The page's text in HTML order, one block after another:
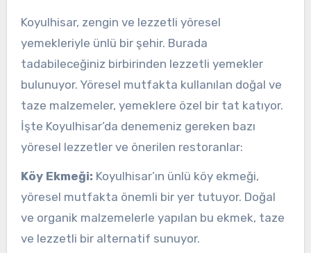
Koyulhisar, zengin ve lezzetli yöresel
yemekleriyle ünlü bir şehir. Burada
tadabileceğiniz birbirinden lezzetli yemekler
bulunuyor. Yöresel mutfakta kullanılan doğal ve
taze malzemeler, yemeklere özel bir tat katıyor.
İşte Koyulhisar’da denemeniz gereken bazı
yöresel lezzetler ve önerilen restoranlar:
Köy Ekmeği: Koyulhisar’ın ünlü köy ekmeği,
yöresel mutfakta önemli bir yer tutuyor. Doğal
ve organik malzemelerle yapılan bu ekmek, taze
ve lezzetli bir alternatif sunuyor.